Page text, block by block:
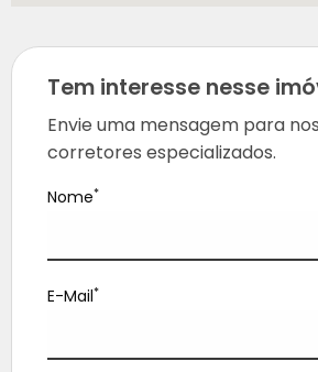
Tem interesse nesse
Envie uma mensagem para
corretores especializados.
Nome*
E-Mail*